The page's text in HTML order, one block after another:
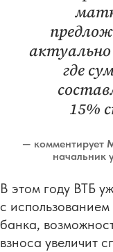
актуально
где
15%
— комментирует
начальник
В этом году ВТБ
с
банка,
взноса увеличит